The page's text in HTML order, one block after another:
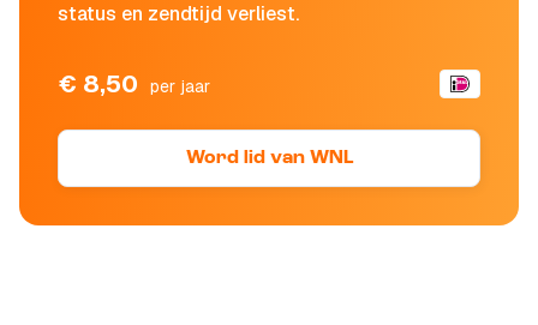
status en zendtijd verliest.
€ 8,50 per jaar
Word lid van WNL